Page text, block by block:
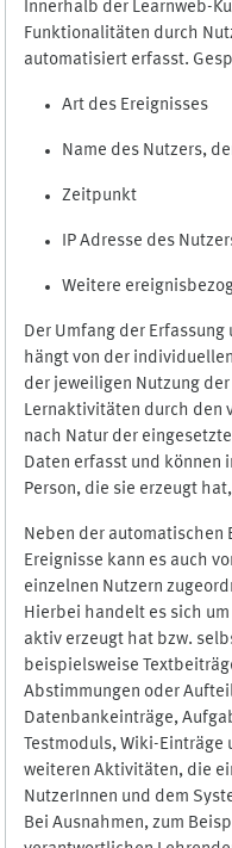
Innerhalb der Learnweb-
Funktionalitäten durch
automatisiert erfasst.
Art des Ereignisses
Name des Nutzers,
Zeitpunkt
IP Adresse des
Weitere
Der Umfang der
hängt von der
der jeweiligen Nutzung
Lernaktivitäten durch den
nach Natur der
Daten erfasst und können
Person, die sie erzeugt
Neben der automatischen
Ereignisse kann es auch
einzelnen Nutzern
Hierbei handelt es sich
aktiv erzeugt hat bzw.
beispielsweise
Abstimmungen oder
Datenbankeinträge,
Testmoduls, Wiki-
weiteren Aktivitäten, die
NutzerInnen und dem
Bei Ausnahmen, zum